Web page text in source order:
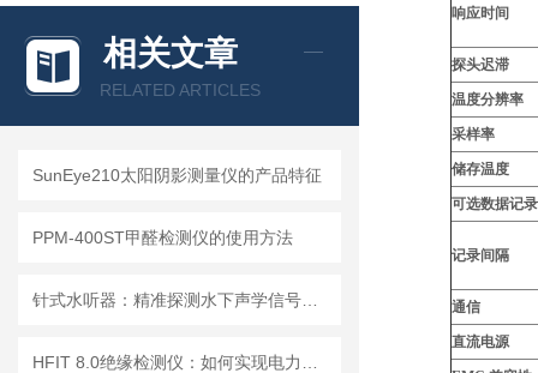
相关文章
RELATED ARTICLES
SunEye210太阳阴影测量仪的产品特征
PPM-400ST甲醛检测仪的使用方法
响应时间
探头迟滞
温度分辨率
采样率
储存温度
可选数据记录
记录间 隔
通信
直流电源